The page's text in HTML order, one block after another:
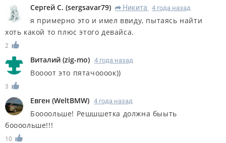
Сергей С. (sergsavar79) R Никита 4 года назад
я примерно это и имел ввиду, пытаясь найти
хоть какой то плюс этого девайса.
2
Виталий (zig-mo) 4 года назад
Воооот это пятачоооок))
3
Евген (WeltBMW) 4 года назад
Боооольше! Решшшетка должна быыть
боооольше!!!
10